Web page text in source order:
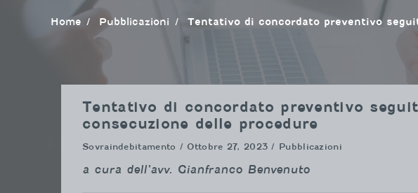
Home pubblicazioni Tentativo di concordato preventivo
Tentativo di concordato preventivo
consecuzione delle procedure
Sovraindebitamento / Ottobre 27, 2023 / Pubblicazioni
a cura dell’avv. Gianfranco Benvenuto